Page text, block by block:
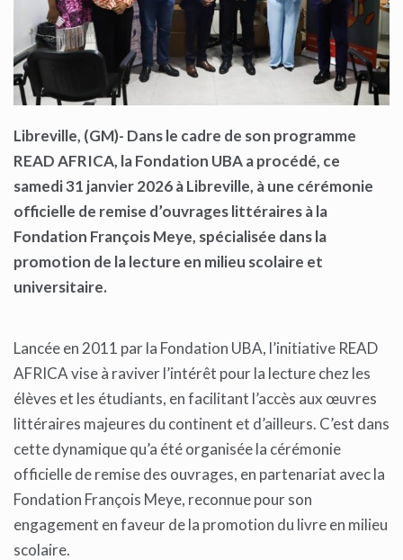
Libreville, (GM)- Dans le cadre de son programme
READ AFRICA, la Fondation UBA a procédé, ce
samedi 31 janvier 2026 à Libreville, à une cérémonie
officielle de remise d’ouvrages littéraires à la
Fondation François Meye, spécialisée dans la
promotion de la lecture en milieu scolaire et
universitaire.
Lancée en 2011 par la Fondation UBA, l’initiative READ
AFRICA vise à raviver l’intérêt pour la lecture chez les
élèves et les étudiants, en facilitant l’accès aux œuvres
littéraires majeures du continent et d’ailleurs. C’est dans
cette dynamique qu’a été organisée la cérémonie
officielle de remise des ouvrages, en partenariat avec la
Fondation François Meye, reconnue pour son
engagement en faveur de la promotion du livre en milieu
scolaire.